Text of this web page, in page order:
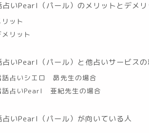
占いPearl（パール）のメリットとデメリ
リット
メリット
占いPearl（パール）と他占いサービス
話占いシエロ 昴先生の場合
話占いPearl 亜紀先生の場合
占いPearl（パール）が向いている人